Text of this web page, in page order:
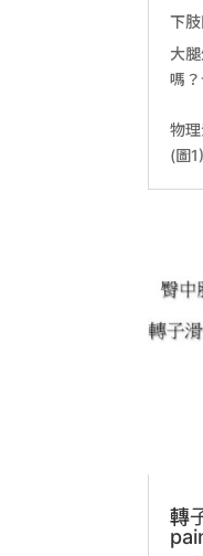
下
大
嗎
物
(圖
轉